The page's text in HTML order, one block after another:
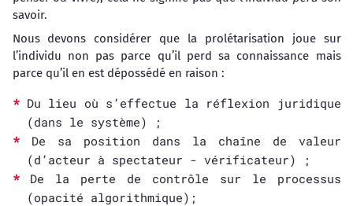
savoir.
Nous devons considérer que la prolétarisation joue sur
l’individu non pas parce qu’il perd sa connaissance mais
parce qu’il en est dépossédé en raison :
Du lieu où s’effectue la réflexion juridique
(dans le système) ;
De sa position dans la chaîne de valeur
(d’acteur à spectateur - vérificateur) ;
De la perte de contrôle sur le processus
(opacité algorithmique);